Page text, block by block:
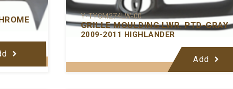
Y-TYGM274LW-00
GRILLE MOULDING LWR. PTD-GRAY
2009-2011 HIGHLANDER
Add